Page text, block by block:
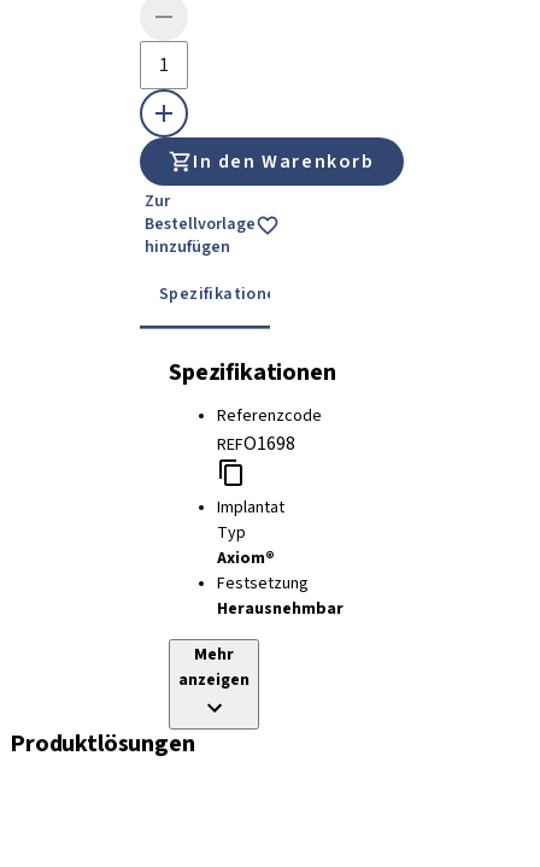
In den Warenkorb
Zur
Bestellvorlage
hinzufügen
Spezifikationen
Spezifikationen
Referenzcode
REFO1698
Implantat
Typ
Axiom®
Festsetzung
Herausnehmbar
Mehr
anzeigen
Produktlösungen